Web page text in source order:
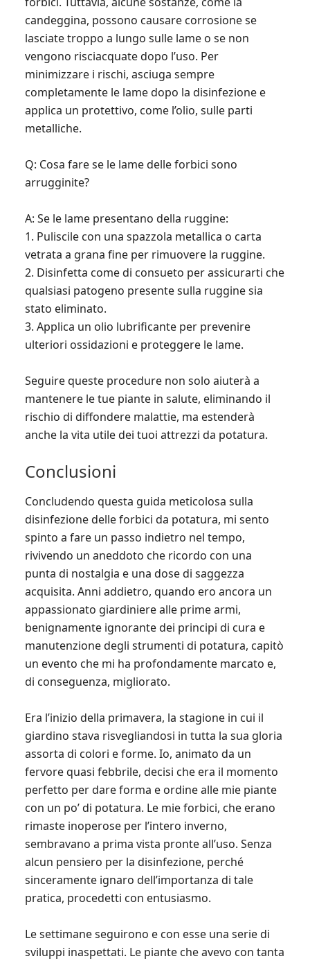
candeggina, possono causare corrosione se
lasciate troppo a lungo sulle lame o se non
vengono risciacquate dopo l’uso. Per
minimizzare i rischi, asciuga sempre
completamente le lame dopo la disinfezione e
applica un protettivo, come l’olio, sulle parti
metalliche.
Q: Cosa fare se le lame delle forbici sono
arrugginite?
A: Se le lame presentano della ruggine:
1. Puliscile con una spazzola metallica o carta
vetrata a grana fine per rimuovere la ruggine.
2. Disinfetta come di consueto per assicurarti che
qualsiasi patogeno presente sulla ruggine sia
stato eliminato.
3. Applica un olio lubrificante per prevenire
ulteriori ossidazioni e proteggere le lame.
Seguire queste procedure non solo aiuterà a
mantenere le tue piante in salute, eliminando il
rischio di diffondere malattie, ma estenderà
anche la vita utile dei tuoi attrezzi da potatura.
Conclusioni
Concludendo questa guida meticolosa sulla
disinfezione delle forbici da potatura, mi sento
spinto a fare un passo indietro nel tempo,
rivivendo un aneddoto che ricordo con una
punta di nostalgia e una dose di saggezza
acquisita. Anni addietro, quando ero ancora un
appassionato giardiniere alle prime armi,
benignamente ignorante dei principi di cura e
manutenzione degli strumenti di potatura, capitò
un evento che mi ha profondamente marcato e,
di conseguenza, migliorato.
Era l’inizio della primavera, la stagione in cui il
giardino stava risvegliandosi in tutta la sua gloria
assorta di colori e forme. Io, animato da un
fervore quasi febbrile, decisi che era il momento
perfetto per dare forma e ordine alle mie piante
con un po’ di potatura. Le mie forbici, che erano
rimaste inoperose per l’intero inverno,
sembravano a prima vista pronte all’uso. Senza
alcun pensiero per la disinfezione, perché
sinceramente ignaro dell’importanza di tale
pratica, procedetti con entusiasmo.
Le settimane seguirono e con esse una serie di
sviluppi inaspettati. Le piante che avevo con tanta